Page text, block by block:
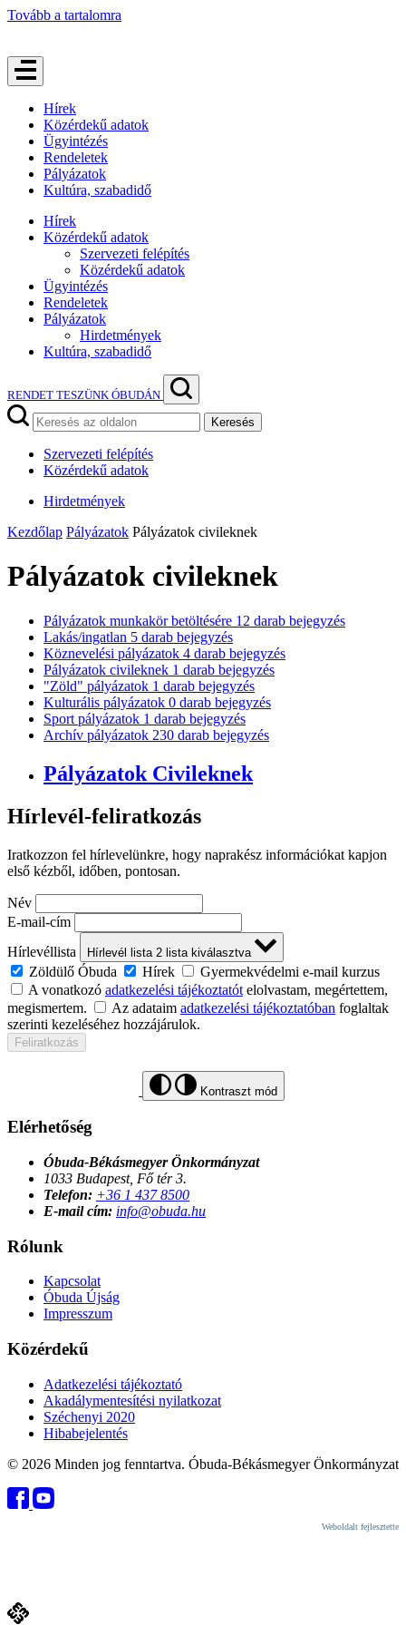
Tovább a tartalomra
Hírek
Közérdekű adatok
Ügyintézés
Rendeletek
Pályázatok
Kultúra, szabadidő
Hírek
Közérdekű adatok
Szervezeti felépítés
Közérdekű adatok
Ügyintézés
Rendeletek
Pályázatok
Hirdetmények
Kultúra, szabadidő
RENDET TESZÜNK ÓBUDÁN
Keresés
Szervezeti felépítés
Közérdekű adatok
Hirdetmények
Kezdőlap Pályázatok Pályázatok civileknek
Pályázatok civileknek
Pályázatok munkakör betöltésére 12 darab bejegyzés
Lakás/ingatlan 5 darab bejegyzés
Köznevelési pályázatok 4 darab bejegyzés
Pályázatok civileknek 1 darab bejegyzés
"Zöld" pályázatok 1 darab bejegyzés
Kulturális pályázatok 0 darab bejegyzés
Sport pályázatok 1 darab bejegyzés
Archív pályázatok 230 darab bejegyzés
Pályázatok Civileknek
Hírlevél-feliratkozás
Iratkozzon fel hírlevelünkre, hogy naprakész információkat kapjon
első kézből, időben, pontosan.
Név
E-mail-cím
Hírlevéllista
Hírlevél lista 2 lista kiválasztva
Zöldülő Óbuda Hírek
Gyermekvédelmi e-mail kurzus
A vonatkozó adatkezelési tájékoztatót elolvastam, megértettem,
megismertem.
Az adataim adatkezelési tájékoztatóban foglaltak
szerinti kezeléséhez hozzájárulok.
Feliratkozás
Kontraszt mód
Elérhetőség
Óbuda-Békásmegyer Önkormányzat
1033 Budapest, Fő tér 3.
Telefon: +36 1 437 8500
E-mail cím: info@obuda.hu
Rólunk
Kapcsolat
Óbuda Újság
Impresszum
Közérdekű
Adatkezelési tájékoztató
Akadálymentesítési nyilatkozat
Széchenyi 2020
Hibabejelentés
© 2026 Minden jog fenntartva. Óbuda-Békásmegyer Önkormányzat
Weboldalt fejlesztette